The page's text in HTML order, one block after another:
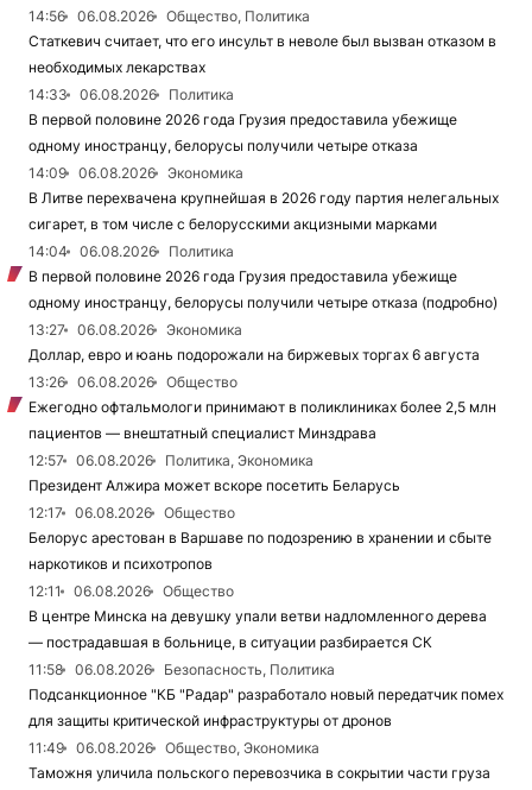
14:56
06.08.2026
Общество, Политика
Статкевич считает, что его инсульт в неволе был вызван отказом в
необходимых лекарствах
14:33
06.08.2026
Политика
В первой половине 2026 года Грузия предоставила убежище
одному иностранцу, белорусы получили четыре отказа
14:09
06.08.2026
Экономика
В Литве перехвачена крупнейшая в 2026 году партия нелегальных
сигарет, в том числе с белорусскими акцизными марками
14:04
06.08.2026
Политика
В первой половине 2026 года Грузия предоставила убежище
одному иностранцу, белорусы получили четыре отказа (подробно)
13:27
06.08.2026
Экономика
Доллар, евро и юань подорожали на биржевых торгах 6 августа
13:26
06.08.2026
Общество
Ежегодно офтальмологи принимают в поликлиниках более 2,5 млн
пациентов — внештатный специалист Минздрава
12:57
06.08.2026
Политика, Экономика
Президент Алжира может вскоре посетить Беларусь
12:17
06.08.2026
Общество
Белорус арестован в Варшаве по подозрению в хранении и сбыте
наркотиков и психотропов
12:11
06.08.2026
Общество
В центре Минска на девушку упали ветви надломленного дерева
— пострадавшая в больнице, в ситуации разбирается СК
11:58
06.08.2026
Безопасность, Политика
Подсанкционное "КБ "Радар" разработало новый передатчик помех
для защиты критической инфраструктуры от дронов
11:49
06.08.2026
Общество, Экономика
Таможня уличила польского перевозчика в сокрытии части груза